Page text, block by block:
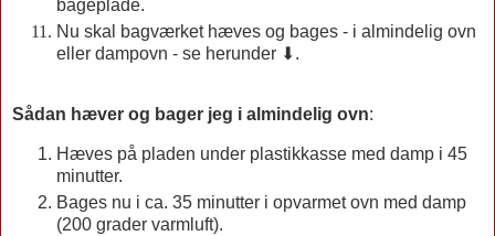
bageplade.
Nu skal bagværket hæves og bages - i almindelig ovn
eller dampovn - se herunder ⬇.
Sådan hæver og bager jeg i almindelig ovn:
Hæves på pladen under plastikkasse med damp i 45
minutter.
Bages nu i ca. 35 minutter i opvarmet ovn med damp
(200 grader varmluft).